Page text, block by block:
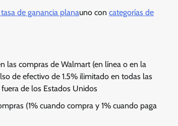
de ganancia planauno con categorías de
las compras de Walmart (en línea o en la
de efectivo de 1.5% ilimitado en todas las
de los Estados Unidos
(1% cuando compra y 1% cuando paga